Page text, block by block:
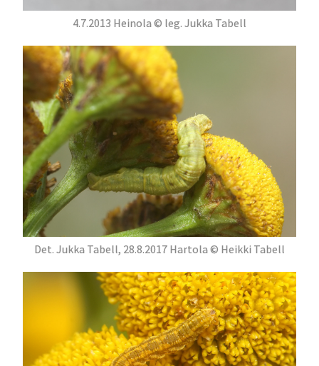
4.7.2013 Heinola © leg. Jukka Tabell
Det. Jukka Tabell, 28.8.2017 Hartola © Heikki Tabell